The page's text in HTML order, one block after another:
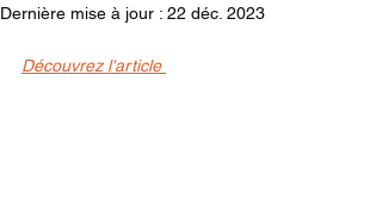
Dernière mise à jour : 22 déc. 2023
Découvrez l'article